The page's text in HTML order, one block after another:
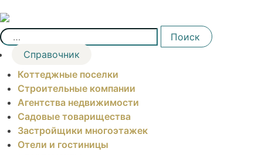
to
content
Найти:
Поиск
Справочник
Коттеджные поселки
Строительные компании
Агентства недвижимости
Садовые товарищества
Застройщики многоэтажек
Отели и гостиницы